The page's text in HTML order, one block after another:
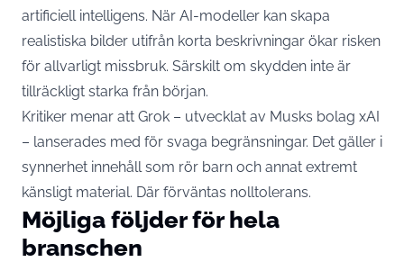
artificiell intelligens. När AI-modeller kan skapa
realistiska bilder utifrån korta beskrivningar ökar risken
för allvarligt missbruk. Särskilt om skydden inte är
tillräckligt starka från början.
Kritiker menar att Grok – utvecklat av Musks bolag xAI
– lanserades med för svaga begränsningar. Det gäller i
synnerhet innehåll som rör barn och annat extremt
känsligt material. Där förväntas nolltolerans.
Möjliga följder för hela
branschen